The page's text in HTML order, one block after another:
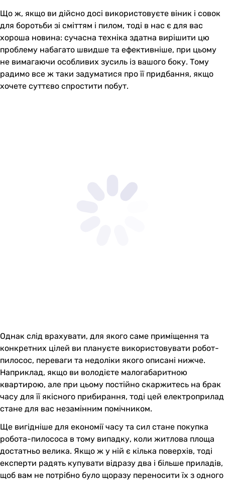
Що ж, якщо ви дійсно досі використовуєте віник і совок
для боротьби зі сміттям і пилом, тоді в нас є для вас
хороша новина: сучасна техніка здатна вирішити цю
проблему набагато швидше та ефективніше, при цьому
не вимагаючи особливих зусиль із вашого боку. Тому
радимо все ж таки задуматися про її придбання, якщо
хочете суттєво спростити побут.
Однак слід врахувати, для якого саме приміщення та
конкретних цілей ви плануєте використовувати робот-
пилосос, переваги та недоліки якого описані нижче.
Наприклад, якщо ви володієте малогабаритною
квартирою, але при цьому постійно скаржитесь на брак
часу для її якісного прибирання, тоді цей електроприлад
стане для вас незамінним помічником.
Ще вигідніше для економії часу та сил стане покупка
робота-пилососа в тому випадку, коли житлова площа
достатньо велика. Якщо ж у ній є кілька поверхів, тоді
експерти радять купувати відразу два і більше приладів,
щоб вам не потрібно було щоразу переносити їх з одного